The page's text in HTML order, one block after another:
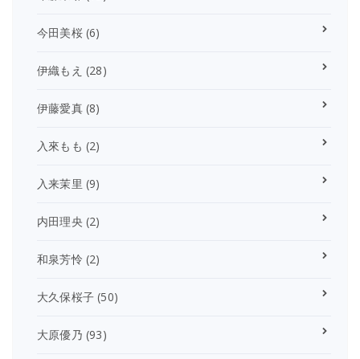
今田美桜(6)
伊織もえ (28)
伊藤愛真(8)
入來もも (2)
入来茉里 (9)
内田理央 (2)
和泉芳怜 (2)
大久保桜子 (50)
大原優乃 (93)